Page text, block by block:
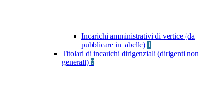
Incarichi amministrativi di vertice (da
pubblicare in tabelle) 1
Titolari di incarichi dirigenziali (dirigenti non
generali) 7